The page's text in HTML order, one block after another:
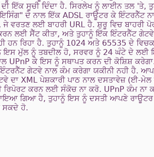
ਇੱਕ ਸੂਚੀ ਦਿੰਦਾ ਹੈ. ਸਿਰਲੇਖ ਨੂੰ ਲਾਈਨ ਤਲ 'ਤੇ,
ਦੇ ਨਾਲ ਇੱਕ ADSL ਰਾਊਟਰ ਕੇ ਇੰਟਰਨੈੱਟ
ਵਰਤਣ ਲਈ ਬਾਹਰੀ URL ਹੈ. ਸ਼ੁਰੂ ਵਿਚ ਬਾਹਰੀ
ਲਈ ਸੈੱਟ ਕੀਤਾ, ਅਤੇ ਤੁਹਾਨੂੰ ਇੱਕ ਇੰਟਰਨੈੱਟ ਗੇਟਵੇ
ਹਨ ਰਿਹਾ ਹੈ. ਤੁਹਾਨੂੰ 1024 ਅਤੇ 65535 ਦੇ
ਇਸ ਮੁੱਲ ਨੂੰ ਤਬਦੀਲ ਹੋ, ਸਰਵਰ ਨੂੰ 24 ਘੰਟੇ ਦੇ ਲਈ
UPnP ਕੇ ਇਸ ਨੂੰ ਸਥਾਪਤ ਕਰਨ ਦੀ ਕੋਸ਼ਿਸ਼
ਗੇਟਵੇ ਨਾਲ ਕੰਮ ਕਰੇਗਾ ਯਕੀਨੀ ਨਹੀ ਹੈ.
ਦਾ XML ਪੇਸ਼ਕਾਰੀ ਪਾਠ ਨਾਲ ਦਸਤਾਵੇਜ਼ (ਈ-ਮੇਲ
ਰਿਪੋਰਟ ਕਰਨ ਲਈ ਸੰਕੋਚ ਨਾ ਕਰੋ. UPnP ਕੰਮ ਨਾ
ਗਿਆ ਹੈ, ਤੁਹਾਨੂੰ ਇਸ ਨੂੰ ਦਸਤੀ ਆਪਣੇ ਰਾਊਟਰ
ਸਕਦੇ ਹੋ.